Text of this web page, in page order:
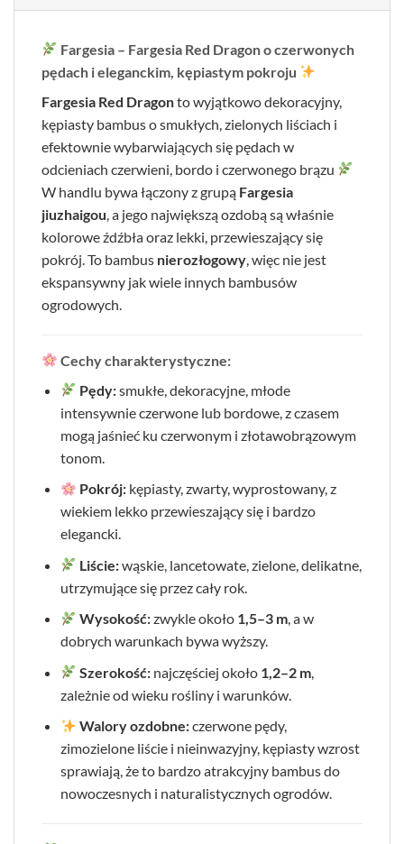
Fargesia – Fargesia Red Dragon o czerwonych
pędach i eleganckim, kępiastym pokroju
Fargesia Red Dragonto wyjątkowo dekoracyjny,
kępiasty bambus o smukłych, zielonych liściach i
efektownie wybarwiających się pędach w
odcieniach czerwieni, bordo i czerwonego brązu
W handlu bywa łączony z grupą Fargesia
jiuzhaigou , a jego największą ozdobą są właśnie
kolorowe źdźbła oraz lekki, przewieszający się
pokrój. To bambus nierozłogowy , więc nie jest
ekspansywny jak wiele innych bambusów
ogrodowych.
Cechy charakterystyczne:
Pędy:smukłe, dekoracyjne, młode
intensywnie czerwone lub bordowe, z czasem
mogą jaśnieć ku czerwonym i złotawobrązowym
tonom.
Pokrój: kępiasty, zwarty, wyprostowany, z
wiekiem lekko przewieszający się i bardzo
elegancki.
Liście:wąskie, lancetowate, zielone, delikatne,
utrzymujące się przez cały rok.
Wysokość:zwykle około 1,5–3 m, a w
dobrych warunkach bywa wyższy.
Szerokość: najczęściej około 1,2–2 m,
zależnie od wieku rośliny i warunków.
Walory ozdobne:czerwone pędy,
zimozielone liście i nieinwazyjny, kępiasty wzrost
sprawiają, że to bardzo atrakcyjny bambus do
nowoczesnych i naturalistycznych ogrodów.